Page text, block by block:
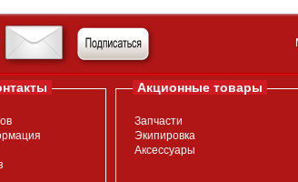
Акционные товары
Запчасти
Экипировка
Аксессуары